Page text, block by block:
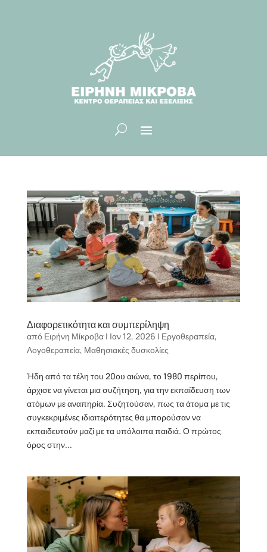
Διαφορετικότητα και συμπερίληψη
από Ειρήνη Μίκροβα| Ιαν 12, 2026 | Εργοθεραπεία,
Λογοθεραπεία, Μαθησιακές δυσκολίες
Ήδη από τα τέλη του 20ου αιώνα, το 1980 περίπου,
άρχισε να γίνεται μια συζήτηση, για την εκπαίδευση των
ατόμων με αναπηρία. Συζητούσαν, πως τα άτομα με τις
συγκεκριμένες ιδιαιτερότητες θα μπορούσαν να
εκπαιδευτούν μαζί με τα υπόλοιπα παιδιά. Ο πρώτος
όρος στην...